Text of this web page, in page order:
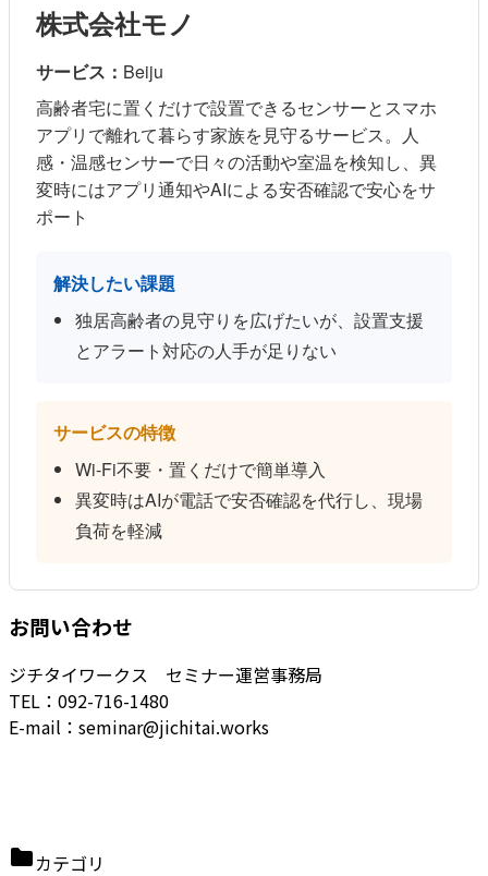
株式会社モノ
サービス： Beiju
高齢者宅に置くだけで設置できるセンサーとスマホ
アプリで離れて暮らす家族を見守るサービス。人
感・温感センサーで日々の活動や室温を検知し、異
変時にはアプリ通知やAIによる安否確認で安心をサ
ポート
解決したい課題
独居高齢者の見守りを広げたいが、設置支援
とアラート対応の人手が足りない
サービスの特徴
Wi-Fi不要・置くだけで簡単導入
異変時はAIが電話で安否確認を代行し、現場
負荷を軽減
お問い合わせ
ジチタイワークス セミナー運営事務局
TEL：092-716-1480
E-mail：seminar@jichitai.works
カテゴリ